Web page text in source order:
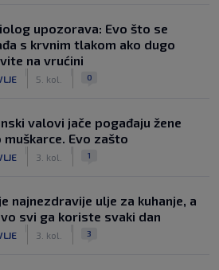
upozorava: Evo što se
s krvnim tlakom ako dugo
na vrućini
5. kol. 0
valovi jače pogađaju žene
muškarce. Evo zašto
3. kol. 1
najnezdravije ulje za kuhanje, a
svi ga koriste svaki dan
3. kol. 3